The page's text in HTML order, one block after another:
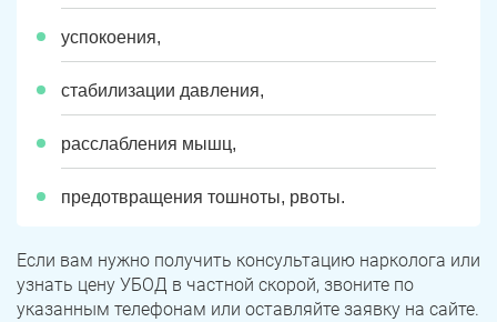
успокоения,
стабилизации давления,
расслабления мышц,
предотвращения тошноты, рвоты.
Если вам нужно получить консультацию нарколога или
узнать цену УБОД в частной скорой, звоните по
указанным телефонам или оставляйте заявку на сайте.